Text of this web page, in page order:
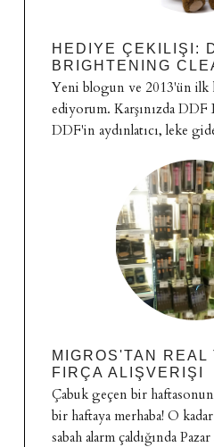
HEDIYE ÇEKILIŞI:
BRIGHTENING
Yeni blogun ve 2013'ün ilk
ediyorum. Karşınızda
DDF'in aydınlatıcı, leke
MIGROS'TAN REAL
FIRÇA ALIŞVERIŞI
Çabuk geçen bir
bir haftaya merhaba! O
sabah alarm çaldığında